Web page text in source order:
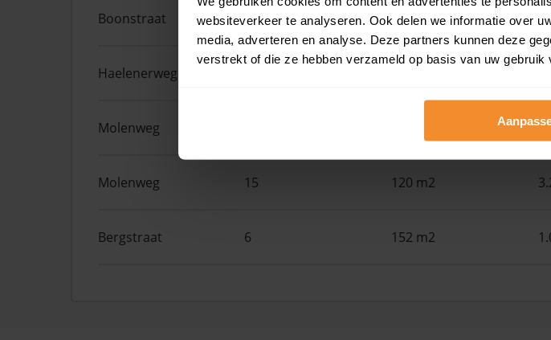
websiteverkeer te analyseren. Ook delen we informatie over
media, adverteren en analyse. Deze partners kunnen deze
verstrekt of die ze hebben verzameld op basis van uw gebruik
Boonstraat 9 112 m2
Haelenerweg
Molenweg 0
Molenweg 15 120 m2
Bergstraat 6 152 m2